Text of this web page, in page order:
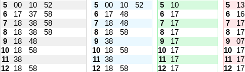
5 00 10 52 5 00 10 52 5 10 5
13
6
17 37 58 6 17 48 6 17 6
16
7
18 38 58 7 18 48 7 17 7
17
8
18 38 58 8 18 58 8 17 8
17
9
18 48 9 38 9 17 9 07
10 18 58 10 18 58 10 17 10 17
11 38 11 38 11 17 11
17
12 18 58 12 18 58 12 17 12 17